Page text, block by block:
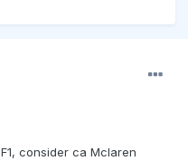
consider ca Mclaren